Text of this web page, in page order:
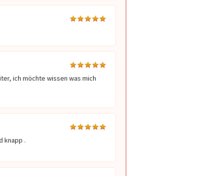
ich möchte wissen was mich
knapp .